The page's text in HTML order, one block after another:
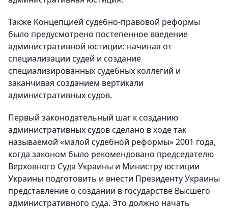
Также Концепцией судебно-правовой реформы
было предусмотрено постепенное введение
административной юстиции: начиная от
специализации судей и создание
специализированных судебных коллегий и
заканчивая созданием вертикали
административных судов.
Первый законодательный шаг к созданию
административных судов сделано в ходе так
называемой «малой судебной реформы» 2001 года,
когда законом было рекомендовано председателю
Верховного Суда Украины и Министру юстиции
Украины подготовить и внести Президенту Украины
представление о создании в государстве Высшего
административного суда. Это должно начать